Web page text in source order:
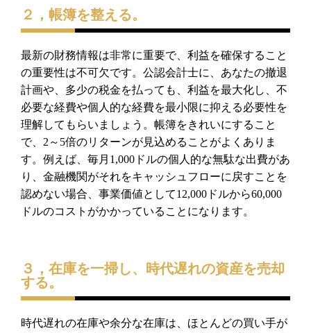
２，帳簿を整える。
最新の財務情報は非常に重要で、 利益を確保すること
の重要性は不可欠です。公認会計士に、 あなたの撤退
計画や、多少の税金を払っても、利益を最大化し、 不
必要な経費や個人的な経費を最小限に抑える必要性を
理解しても らいましょう。帳簿をきれいにすること
で、 2 ～ 5倍のリターンが見込めることがよくありま
す。例えば、毎月 1,000 ドルの個人 的な無駄な出費があ
り、 金融機関がそれをキャッシュフローに戻すことを
認めない場合、 事業価値として12,000 ドルから60,000
ドルのコストがかかっていることになります。
３，在庫を一掃し、時代遅れの資産を売却
する。
時代遅れの在庫や余分な在庫は、 ほとんどの買い手が